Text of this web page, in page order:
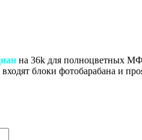
на 36k для полноцветных
блоки фотобарабана и